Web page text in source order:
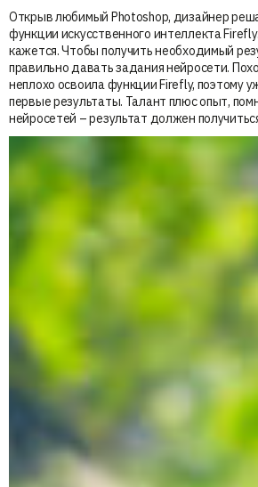
Открыв любимый Photoshop, дизайнер
функции искусственного интеллекта
кажется. Чтобы получить необходимый
правильно давать задания нейросети.
неплохо освоила функции Firefly, поэтому
первые результаты. Талант плюс опыт,
нейросетей – результат должен